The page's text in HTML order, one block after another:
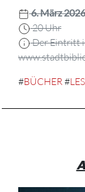
6. März 2026
20 Uhr
Der Eintritt
#BÜCHER#